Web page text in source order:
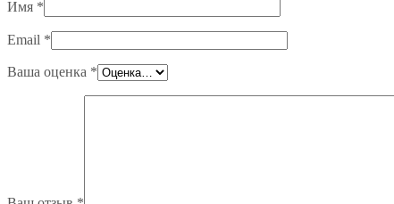
Имя *
Email *
Ваша оценка *